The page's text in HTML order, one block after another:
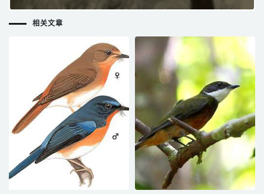
相关文章